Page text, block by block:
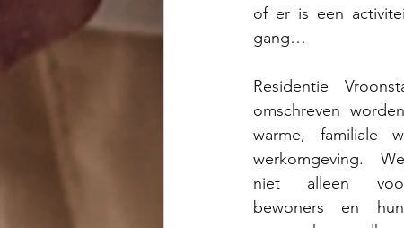
of er is een
gang…
Residentie
omschreven
warme, familiale
werkomgeving.
niet alleen
bewoners en